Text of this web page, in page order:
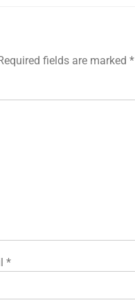
fields are marked *
*